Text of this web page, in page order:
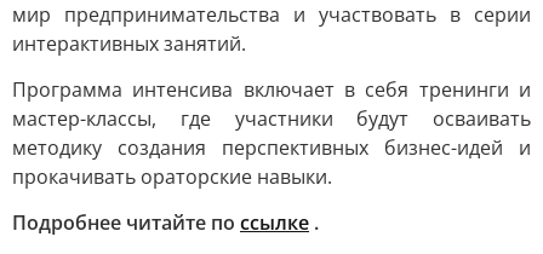
мир предпринимательства и участвовать в серии
интерактивных занятий.
Программа интенсива включает в себя тренинги и
мастер-классы, где участники будут осваивать
методику создания перспективных бизнес-идей и
прокачивать ораторские навыки.
Подробнее читайте по ссылке .